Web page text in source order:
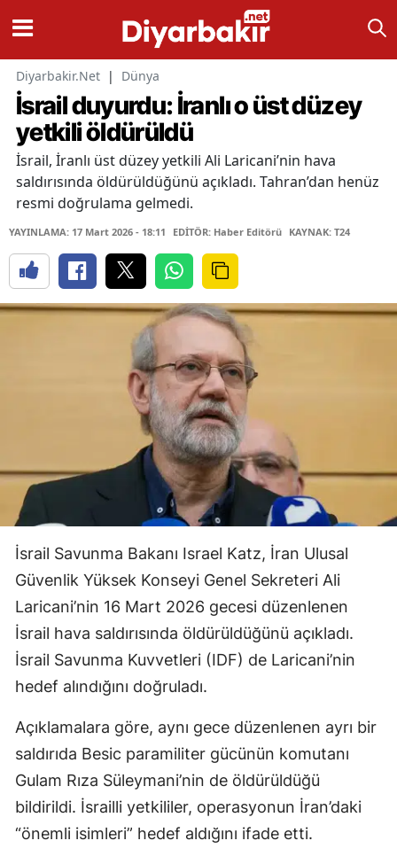
Diyarbakir.Net | Dünya
İsrail duyurdu: İranlı o üst düzey
yetkili öldürüldü
İsrail, İranlı üst düzey yetkili Ali Laricani’nin hava
saldırısında öldürüldüğünü açıkladı. Tahran’dan henüz
resmi doğrulama gelmedi.
YAYINLAMA: 17 Mart 2026 - 18:11 EDİTÖR: Haber Editörü KAYNAK: T24
İsrail Savunma Bakanı Israel Katz, İran Ulusal
Güvenlik Yüksek Konseyi Genel Sekreteri Ali
Laricani’nin 16 Mart 2026 gecesi düzenlenen
İsrail hava saldırısında öldürüldüğünü açıkladı.
İsrail Savunma Kuvvetleri (IDF) de Laricani’nin
hedef alındığını doğruladı.
Açıklamalara göre, aynı gece düzenlenen ayrı bir
saldırıda Besic paramiliter gücünün komutanı
Gulam Rıza Süleymani’nin de öldürüldüğü
bildirildi. İsrailli yetkililer, operasyonun İran’daki
“önemli isimleri” hedef aldığını ifade etti.